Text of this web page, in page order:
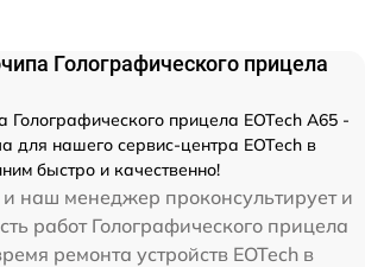
Голографического прицела
Голографического прицела EOTech A65 -
для нашего сервис-центра EOTech в
быстро и качественно!
наш менеджер проконсультирует и
работ Голографического прицела
ремонта устройств EOTech в